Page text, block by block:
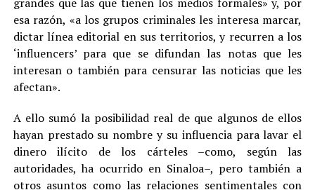
esa razón, «a los grupos criminales les interesa marcar,
dictar línea editorial en sus territorios, y recurren a los
‘influencers’ para que se difundan las notas que les
interesan o también para censurar las noticias que les
afectan».
A ello sumó la posibilidad real de que algunos de ellos
hayan prestado su nombre y su influencia para lavar el
dinero ilícito de los cárteles –como, según las
autoridades, ha ocurrido en Sinaloa–, pero también a
otros asuntos como las relaciones sentimentales con